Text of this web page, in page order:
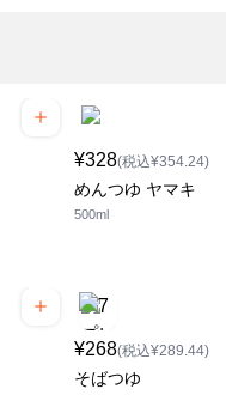
¥328(税込¥354.24)
めんつゆ ヤマキ
500ml
¥268(税込¥289.44)
そばつゆ